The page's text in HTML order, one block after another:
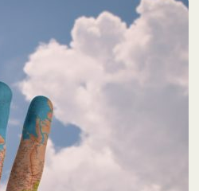
КАЛЕНДАРНОЕ